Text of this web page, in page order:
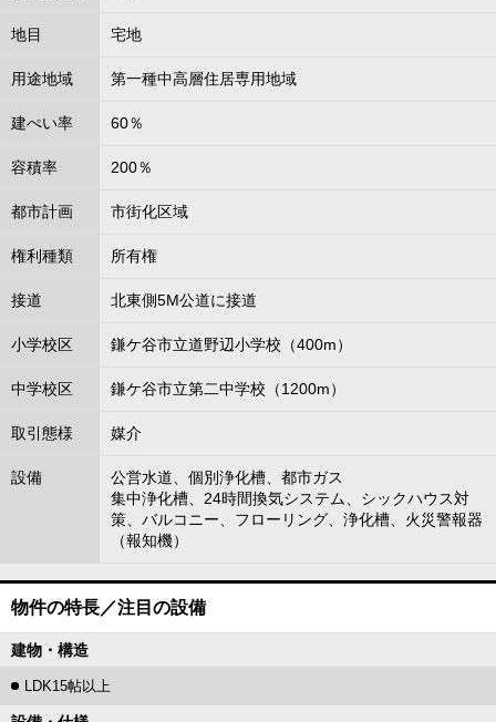
地目 宅地
用途地域 第一種中高層住居専用地域
建ぺい率 60％
容積率 200％
都市計画 市街化区域
権利種類 所有権
接道 北東側5M公道に接道
小学校区 鎌ケ谷市立道野辺小学校（400m）
中学校区 鎌ケ谷市立第二中学校（1200m）
取引態様 媒介
設備
公営水道、個別浄化槽、都市ガス
集中浄化槽、24時間換気システム、シックハウス対
策、バルコニー、フローリング、浄化槽、火災警報器
（報知機）
物件の特長／注目の設備
建物・構造
LDK15帖以上